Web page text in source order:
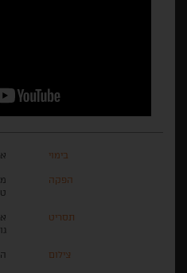
בימוי
הפקה
תסריט
צילום